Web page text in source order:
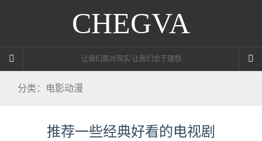
CHEGVA
让我们面对现实 让我们忠于理想
分类：电影动漫
推荐一些经典好看的电视剧